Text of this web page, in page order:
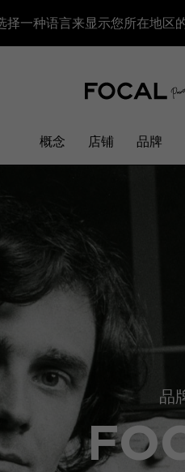
择一种语言来显示您所在地区
概念 店铺 品牌
品